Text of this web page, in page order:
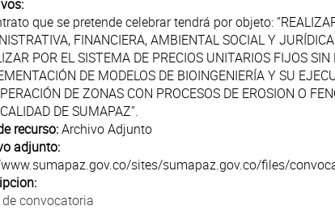
que se pretende celebrar tendrá por objeto:
FINANCIERA, AMBIENTAL SOCIAL Y
POR EL SISTEMA DE PRECIOS UNITARIOS FIJOS
DE MODELOS DE BIOINGENIERÍA Y SU
DE ZONAS CON PROCESOS DE EROSION O
DE SUMAPAZ”.
recurso:Archivo Adjunto
adjunto:
sites/sumapaz.gov.co/files/
convocatoria